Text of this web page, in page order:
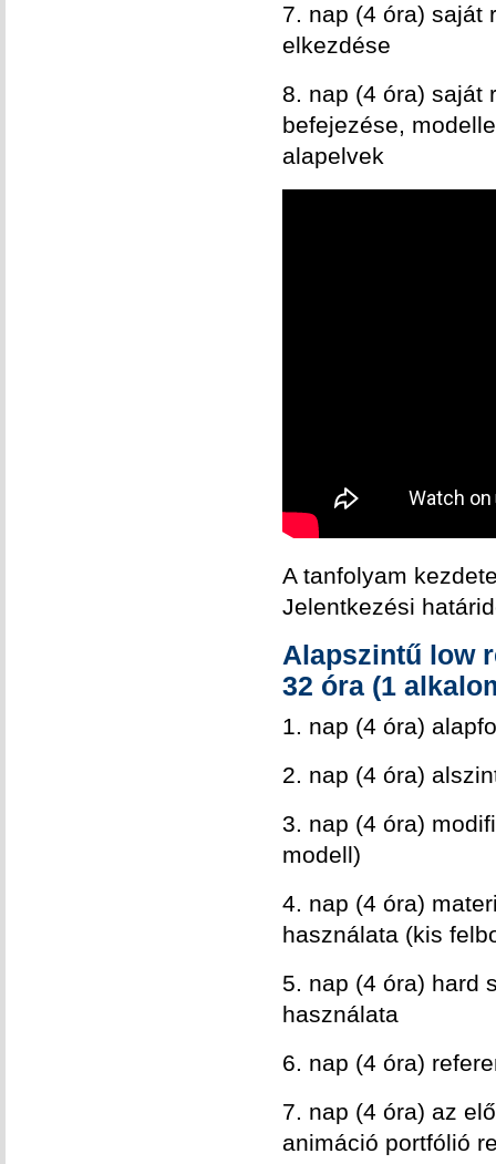
7. nap (4 óra) saját
elkezdése
8. nap (4 óra) saját
befejezése,
alapelvek
A tanfolyam
Jelentkezési
Alapszintű low
32 óra (1
1. nap (4 óra)
2. nap (4 óra)
3. nap (4 óra)
modell)
4. nap (4 óra)
használata (kis
5. nap (4 óra) hard
használata
6. nap (4 óra)
7. nap (4 óra) az
animáció portfólió